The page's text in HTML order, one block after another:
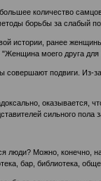
количество
борьбы за слабый
истории, ранее
"Женщина моего друга
подвиги. Из-за
оказывается,
сильного пола
люди? Можно, конечно,
бар, библиотека,